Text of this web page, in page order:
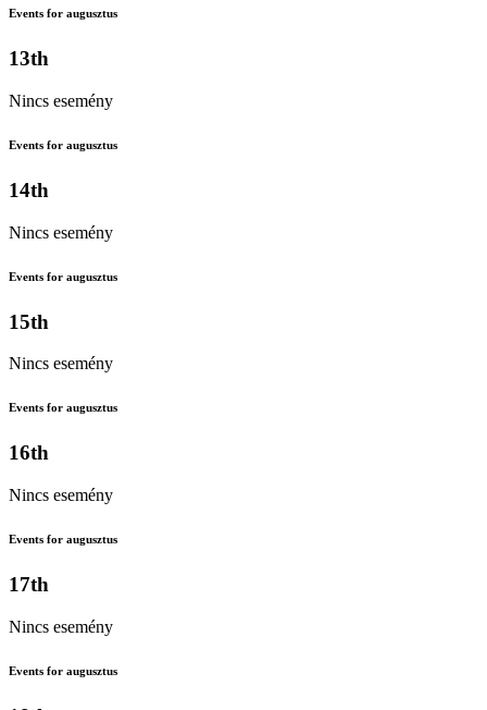
Events for augusztus
13th
Nincs esemény
Events for augusztus
14th
Nincs esemény
Events for augusztus
15th
Nincs esemény
Events for augusztus
16th
Nincs esemény
Events for augusztus
17th
Nincs esemény
Events for augusztus